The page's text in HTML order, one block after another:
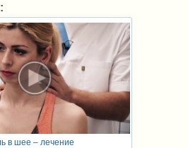
в шее – лечение